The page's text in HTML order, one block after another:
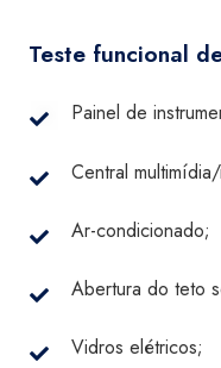
Teste funcional
Painel de
Central
Ar-condicionado;
Abertura do teto
Vidros elétricos;